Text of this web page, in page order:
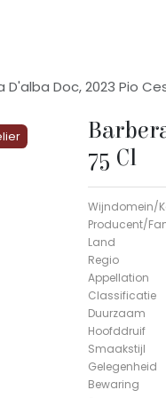
D'alba Doc, 2023 Pio
75 Cl
Wijndomein/
Producent/
Land
Regio
Appellation
Classificatie
Duurzaam
Hoofddruif
Smaakstijl
Gelegenheid
Bewaring